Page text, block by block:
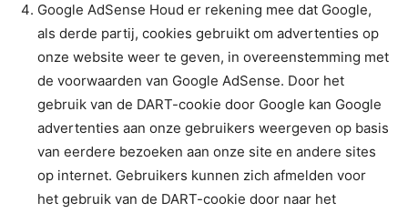
Google AdSense Houd er rekening mee dat Google,
als derde partij, cookies gebruikt om advertenties op
onze website weer te geven, in overeenstemming met
de voorwaarden van Google AdSense. Door het
gebruik van de DART-cookie door Google kan Google
advertenties aan onze gebruikers weergeven op basis
van eerdere bezoeken aan onze site en andere sites
op internet. Gebruikers kunnen zich afmelden voor
het gebruik van de DART-cookie door naar het